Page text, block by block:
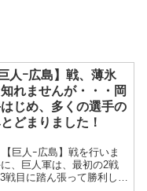
人ｰ広島】戦、薄氷
れませんが・・・岡
じめ、多くの選手の
どまりました！
巨人ｰ広島】戦を行いま
、巨人軍は、最初の2戦
戦目に踏ん張って勝利して